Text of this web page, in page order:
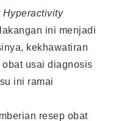
Hyperactivity
ini menjadi
kekhawatiran
usai diagnosis
ini ramai
resep obat